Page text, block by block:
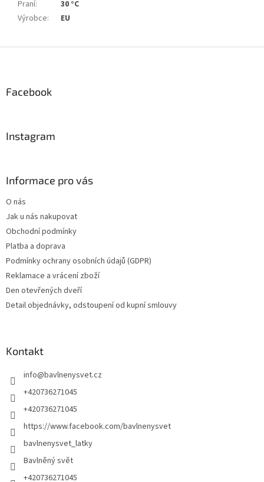
Praní:
30 °C
Výrobce: EU
Facebook
Instagram
Informace pro vás
O nás
Jak u nás nakupovat
Obchodní podmínky
Platba a doprava
Podmínky ochrany osobních údajů (GDPR)
Reklamace a vrácení zboží
Den otevřených dveří
Detail objednávky, odstoupení od kupní smlouvy
Kontakt
info@bavlnenysvet.cz
+420736271045
+420736271045
https://www.facebook.com/bavlnenysvet
bavlnenysvet_latky
Bavlněný svět
+420736271045